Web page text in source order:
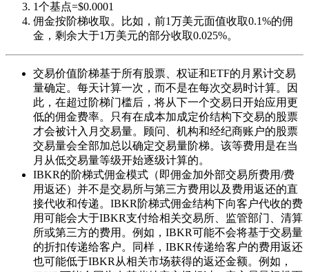
1个基点=$0.0001
佣金按阶梯收取。比如，前1万美元面值收取0.1%的佣
金，剩余大于1万美元的部分收取0.025%。
交易价值阶梯基于所有股票、权证和ETF的月累计交易
量确定。每天计算一次，而不是在每次交易时计算。因
此，在超过阶梯门槛后，将从下一个交易日开始应用更
低的佣金费率。只有在成本加成定价结构下交易的股票
才会被计入月交易量。顾问、机构和经纪商账户的股票
交易量会全部加总以确定交易量阶梯。该等费用是在当
月从低交易量等级开始逐级计算的。
IBKR的阶梯式佣金模式（即佣金加外部交易所费用/费
用返还）并不是交易所与第三方费用以及费用返还的直
接代收和传递。IBKR阶梯式佣金结构下向客户代收的费
用可能会大于IBKR支付给相关交易所、监管部门、清算
所或第三方的费用。例如，IBKR可能不会将基于交易量
的折扣传递给客户。同样，IBKR传递给客户的费用返还
也可能低于IBKR从相关市场获得的返还金额。例如，